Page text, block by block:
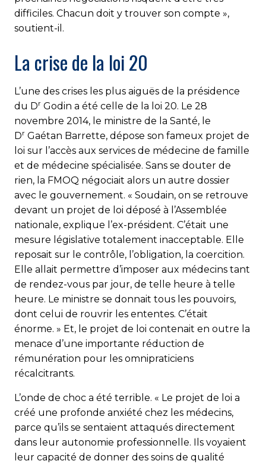
difficiles. Chacun doit y trouver son compte »,
soutient-il.
La crise de la loi 20
L’une des crises les plus aiguës de la présidence
du Dr Godin a été celle de la loi 20. Le 28
novembre 2014, le ministre de la Santé, le
Dr Gaétan Barrette, dépose son fameux projet de
loi sur l’accès aux services de médecine de famille
et de médecine spécialisée. Sans se douter de
rien, la FMOQ négociait alors un autre dossier
avec le gouvernement. « Soudain, on se retrouve
devant un projet de loi déposé à l’Assemblée
nationale, explique l’ex-président. C’était une
mesure législative totalement inacceptable. Elle
reposait sur le contrôle, l’obligation, la coercition.
Elle allait permettre d’imposer aux médecins tant
de rendez-vous par jour, de telle heure à telle
heure. Le ministre se donnait tous les pouvoirs,
dont celui de rouvrir les ententes. C’était
énorme. » Et, le projet de loi contenait en outre la
menace d’une importante réduction de
rémunération pour les omnipraticiens
récalcitrants.
L’onde de choc a été terrible. « Le projet de loi a
créé une profonde anxiété chez les médecins,
parce qu’ils se sentaient attaqués directement
dans leur autonomie professionnelle. Ils voyaient
leur capacité de donner des soins de qualité